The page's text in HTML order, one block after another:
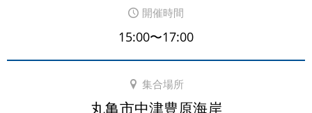
開催時間
15:00〜17:00
集合場所
丸亀市中津豊原海岸